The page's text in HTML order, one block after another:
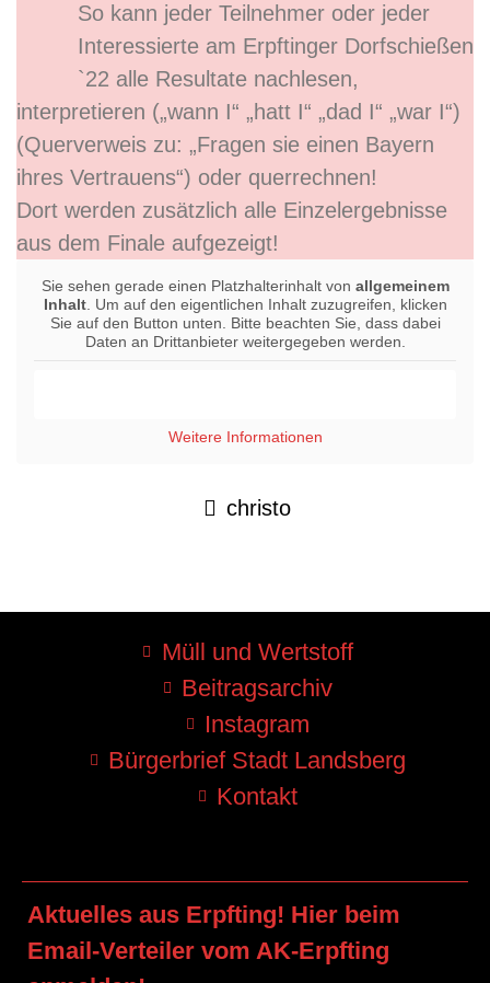
So kann jeder Teilnehmer oder jeder
Interessierte am Erpftinger Dorfschießen
`22 alle Resultate nachlesen,
interpretieren („wann I“ „hatt I“ „dad I“ „war I“)
(Querverweis zu: „Fragen sie einen Bayern
ihres Vertrauens“) oder querrechnen!
Dort werden zusätzlich alle Einzelergebnisse
aus dem Finale aufgezeigt!
Sie sehen gerade einen Platzhalterinhalt von allgemeinem
Inhalt. Um auf den eigentlichen Inhalt zuzugreifen, klicken
Sie auf den Button unten. Bitte beachten Sie, dass dabei
Daten an Drittanbieter weitergegeben werden.
Weitere Informationen
christo
Müll und Wertstoff
Beitragsarchiv
Instagram
Bürgerbrief Stadt Landsberg
Kontakt
Aktuelles aus Erpfting! Hier beim
Email-Verteiler vom AK-Erpfting